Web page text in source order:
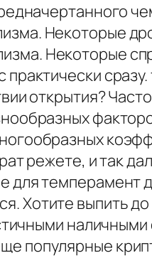
Некоторые
Некоторые
сразу.
открытия?
режете, и так
для темперамент
Хотите выпить
популярные